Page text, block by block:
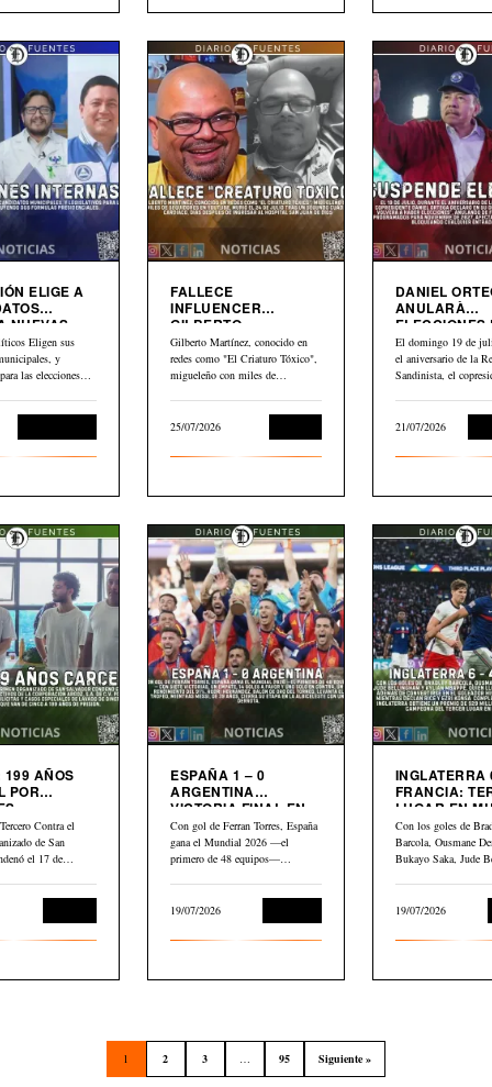
ELIGE A
NUEVAS
Eligen sus
y
las elecciones
FALLECE
INFLUENCER
GILBERTO
MARTINEZ”EL
CRIATURO TOXICO”
Gilberto Martínez, conocido en
redes como "El Criaturo Tóxico",
migueleño con miles de
25/07/2026
DANIEL
ANULARÀ
ELECCIONES
NICARAGUA
El domingo 19 de
el aniversario de la
Sandinista, el
21/07/2026
199 AÑOS
POR
Contra el
de San
el 17 de
ESPAÑA 1 – 0
ARGENTINA
VICTORIA FINAL EN
MUNDIAL 2026
Con gol de Ferran Torres, España
gana el Mundial 2026 —el
primero de 48 equipos—…
19/07/2026
INGLATERRA
FRANCIA: TERCER
LUGAR EN
2026
Con los goles de
Barcola, Ousmane
Bukayo Saka, Jude
19/07/2026
1 2 3 … 95 Siguiente »